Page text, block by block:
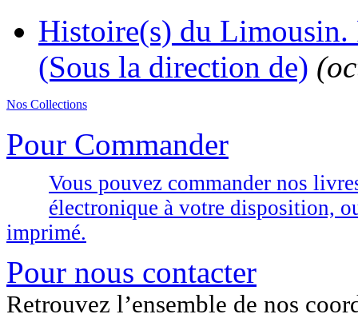
Histoire(s) du Limousin.
(Sous la direction de)
Nos Collections
Pour Commander
Vous pouvez commander nos
électronique à votre disposition,
imprimé.
Pour nous contacter
Retrouvez l’ensemble de nos